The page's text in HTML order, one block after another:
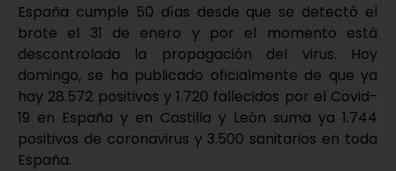
España cumple 50 días desde que se detectó el
brote el 31 de enero y por el momento está
descontrolada la propagación del virus. Hoy
domingo, se ha publicado oficialmente de que ya
hay 28.572 positivos y 1.720 fallecidos por el Covid-
19 en España y en Castilla y León suma ya 1.744
positivos de coronavirus y 3.500 sanitarios en toda
España.